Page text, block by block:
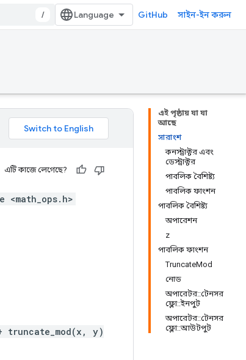
/ GitHub সাইন-ইন করুন
এই পৃষ্ঠায় যা যা
আছে
সারাংশ
কনস্ট্রাক্টর এবং
ডেস্ট্রাক্টর
পাবলিক বৈশিষ্ট্য
পাবলিক ফাংশন
পাবলিক বৈশিষ্ট্য
অপারেশন
z
পাবলিক ফাংশন
TruncateMod
নোড
অপারেটর::টেনসর
ফ্লো::ইনপুট
অপারেটর::টেনসর
ফ্লো::আউটপুট
এটি কাজে লেগেছে?
<math_ops.h>
y)